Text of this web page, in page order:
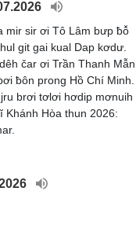
mir sir ơi Tô Lâm bưp ƀô̆
git gai kual Dap kơdư.
čar ơi Trần Thanh Mẫn
ƀôn prong Hồ Chí Minh.
brơi tơlơi hơdip mơnuih
Khánh Hòa thun 2026: